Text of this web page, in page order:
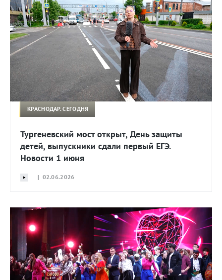
КРАСНОДАР. СЕГОДНЯ
Тургеневский мост открыт, День защиты
детей, выпускники сдали первый ЕГЭ.
Новости 1 июня
| 02.06.2026